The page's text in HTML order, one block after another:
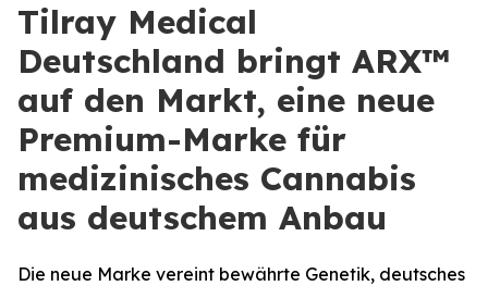
Tilray Medical
Deutschland bringt ARX™
auf den Markt, eine neue
Premium-Marke für
medizinisches Cannabis
aus deutschem Anbau
Die neue Marke vereint bewährte Genetik, deutsches